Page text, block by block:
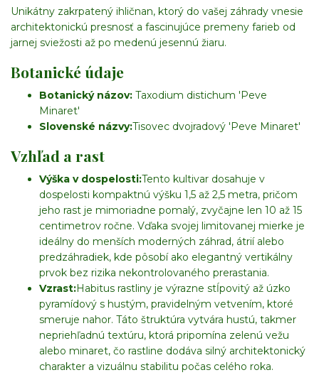
Unikátny zakrpatený ihličnan, ktorý do vašej záhrady vnesie
architektonickú presnosť a fascinujúce premeny farieb od
jarnej sviežosti až po medenú jesennú žiaru.
Botanické údaje
Botanický názov: Taxodium distichum 'Peve
Minaret'
Slovenské názvy:Tisovec dvojradový 'Peve Minaret'
Vzhľad a rast
Výška v dospelosti:Tento kultivar dosahuje v
dospelosti kompaktnú výšku 1,5 až 2,5 metra, pričom
jeho rast je mimoriadne pomalý, zvyčajne len 10 až 15
centimetrov ročne. Vďaka svojej limitovanej mierke je
ideálny do menších moderných záhrad, átrií alebo
predzáhradiek, kde pôsobí ako elegantný vertikálny
prvok bez rizika nekontrolovaného prerastania.
Vzrast:Habitus rastliny je výrazne stĺpovitý až úzko
pyramídový s hustým, pravidelným vetvením, ktoré
smeruje nahor. Táto štruktúra vytvára hustú, takmer
nepriehľadnú textúru, ktorá pripomína zelenú vežu
alebo minaret, čo rastline dodáva silný architektonický
charakter a vizuálnu stabilitu počas celého roka.